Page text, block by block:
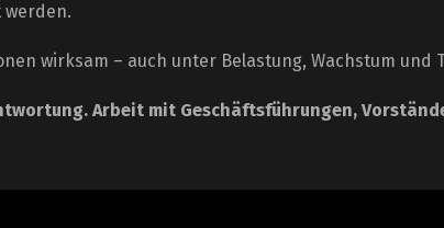
wirksam – auch unter Belastung, Wachstum und
Arbeit mit Geschäftsführungen,